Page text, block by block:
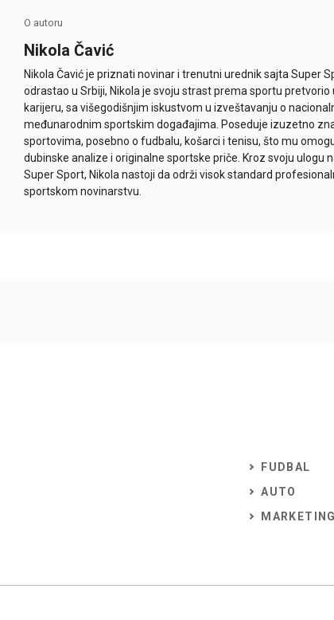
O autoru
Nikola Čavić
Nikola Čavić je priznati novinar i trenutni urednik sajta Super
odrastao u Srbiji, Nikola je svoju strast prema sportu pretvorio
karijeru, sa višegodišnjim iskustvom u izveštavanju o
međunarodnim sportskim događajima. Poseduje izuzetno
sportovima, posebno o fudbalu, košarci i tenisu, što mu
dubinske analize i originalne sportske priče. Kroz svoju ulogu
Super Sport, Nikola nastoji da održi visok standard
sportskom novinarstvu.
FUDBAL
AUTO
MARKETING